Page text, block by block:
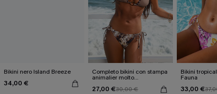
Bikini nero Island Breeze
34,00 €
Completo bikini con stampa
animalier molto
27,00 €30,00 €
Bikini
Fauna
33,00 €